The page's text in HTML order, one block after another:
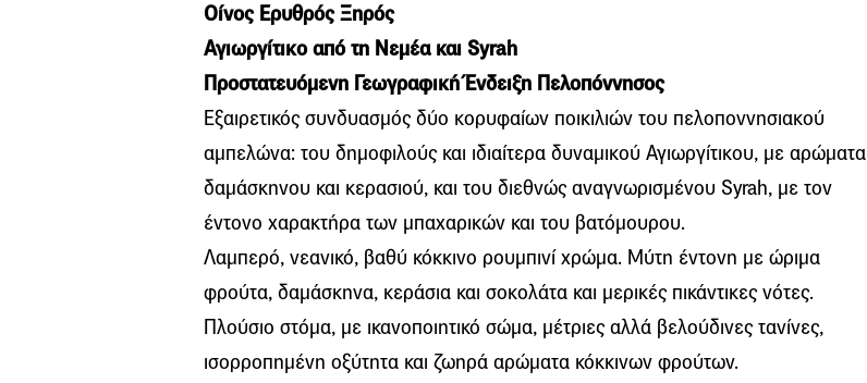
Οίνος Ερυθρός Ξηρός
Αγιωργίτικο από τη Νεμέα και Syrah
Προστατευόμενη Γεωγραφική Ένδειξη Πελοπόννησος
Εξαιρετικός συνδυασμός δύο κορυφαίων ποικιλιών του πελοποννησιακού
αμπελώνα: του δημοφιλούς και ιδιαίτερα δυναμικού Αγιωργίτικου, με αρώματα
δαμάσκηνου και κερασιού, και του διεθνώς αναγνωρισμένου Syrah, με τον
έντονο χαρακτήρα των μπαχαρικών και του βατόμουρου.
Λαμπερό, νεανικό, βαθύ κόκκινο ρουμπινί χρώμα. Μύτη έντονη με ώριμα
φρούτα, δαμάσκηνα, κεράσια και σοκολάτα και μερικές πικάντικες νότες.
Πλούσιο στόμα, με ικανοποιητικό σώμα, μέτριες αλλά βελούδινες τανίνες,
ισορροπημένη οξύτητα και ζωηρά αρώματα κόκκινων φρούτων.